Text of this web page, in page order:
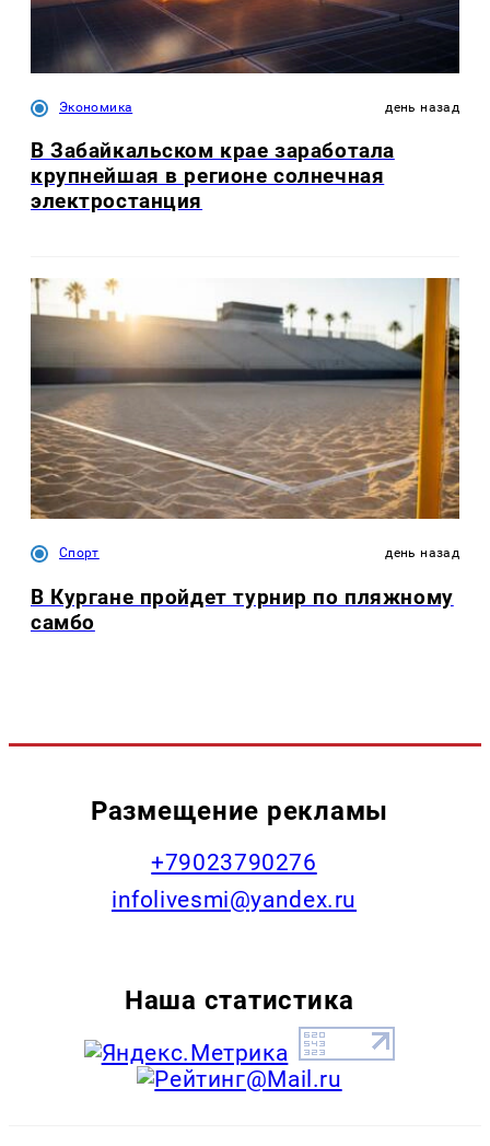
Экономика день назад
В Забайкальском крае заработала
крупнейшая в регионе солнечная
электростанция
Спорт день назад
В Кургане пройдет турнир по пляжному
самбо
Размещение рекламы
+79023790276
infolivesmi@yandex.ru
Наша статистика